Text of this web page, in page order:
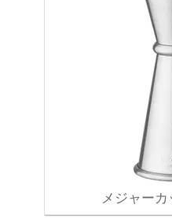
メジャー